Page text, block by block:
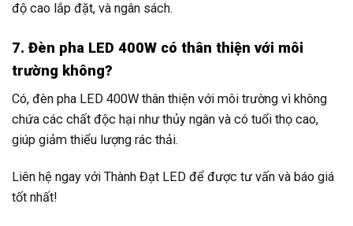
độ cao lắp đặt, và ngân sách.
7. Đèn pha LED 400W có thân thiện với môi
trường không?
Có, đèn pha LED 400W thân thiện với môi trường vì không
chứa các chất độc hại như thủy ngân và có tuổi thọ cao,
giúp giảm thiểu lượng rác thải.
Liên hệ ngay với Thành Đạt LED để được tư vấn và báo giá
tốt nhất!